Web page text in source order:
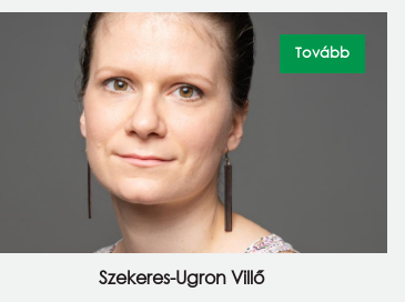
Szekeres-Ugron Villő
Tovább